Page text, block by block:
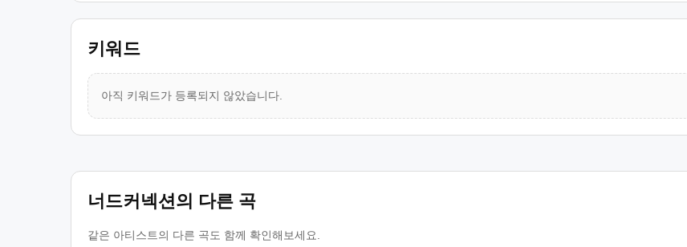
키워드
아직 키워드가 등록되지 않았습니다.
너드커넥션의 다른 곡
같은 아티스트의 다른 곡도 함께 확인해보세요.